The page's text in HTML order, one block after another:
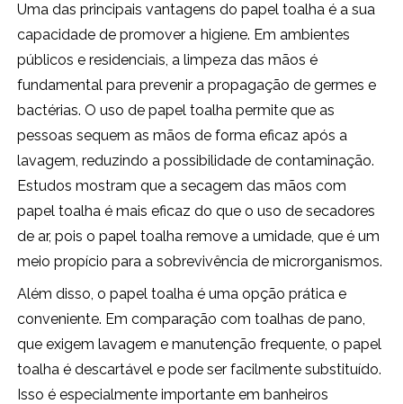
Uma das principais vantagens do papel toalha é a sua
capacidade de promover a higiene. Em ambientes
públicos e residenciais, a limpeza das mãos é
fundamental para prevenir a propagação de germes e
bactérias. O uso de papel toalha permite que as
pessoas sequem as mãos de forma eficaz após a
lavagem, reduzindo a possibilidade de contaminação.
Estudos mostram que a secagem das mãos com
papel toalha é mais eficaz do que o uso de secadores
de ar, pois o papel toalha remove a umidade, que é um
meio propício para a sobrevivência de microrganismos.
Além disso, o papel toalha é uma opção prática e
conveniente. Em comparação com toalhas de pano,
que exigem lavagem e manutenção frequente, o papel
toalha é descartável e pode ser facilmente substituído.
Isso é especialmente importante em banheiros